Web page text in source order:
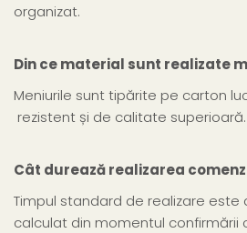
organizat.
Din ce material sunt realizate
Meniurile sunt tipărite pe carton
rezistent și de calitate superioară.
Cât durează realizarea
Timpul standard de realizare este
calculat din momentul confirmării